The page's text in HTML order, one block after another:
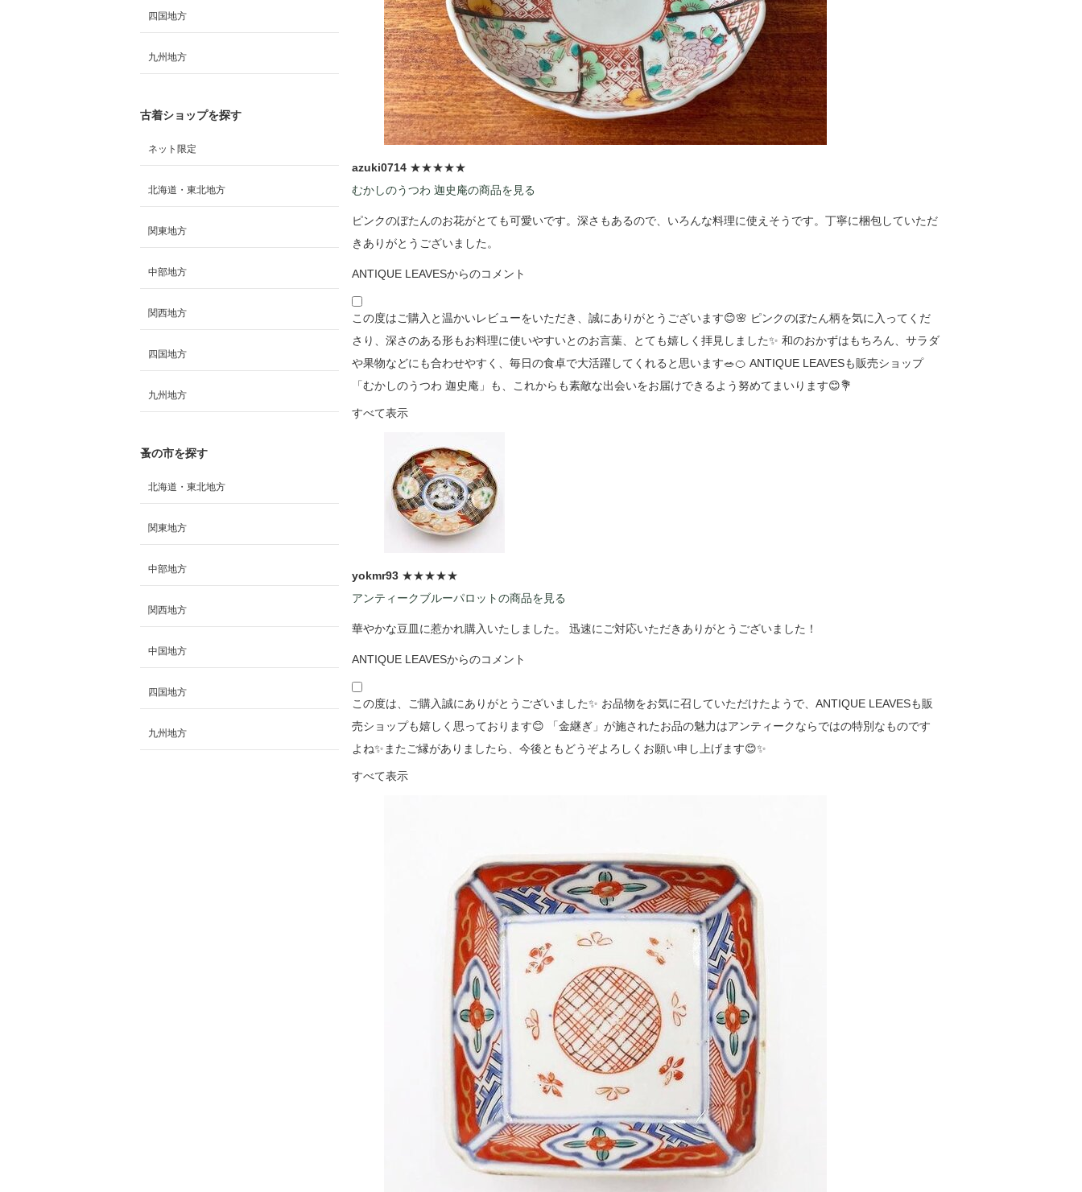
azuki0714 ★★★★★
むかしのうつわ 迦史庵の商品を見る
ピンクのぼたんのお花がとても可愛いです。深さもあるので、いろんな料理に使えそうです。丁寧に梱包していただ
きありがとうございました。
ANTIQUE LEAVESからのコメント
この度はご購入と温かいレビューをいただき、誠にありがとうございます😊🌸 ピンクのぼたん柄を気に入ってくだ
さり、深さのある形もお料理に使いやすいとのお言葉、とても嬉しく拝見しました✨ 和のおかずはもちろん、サラダ
や果物などにも合わせやすく、毎日の食卓で大活躍してくれると思います🥗🍊 ANTIQUE LEAVESも販売ショップ
「むかしのうつわ 迦史庵」も、これからも素敵な出会いをお届けできるよう努めてまいります😊💐
すべて表示
yokmr93 ★★★★★
アンティークブルーパロットの商品を見る
華やかな豆皿に惹かれ購入いたしました。 迅速にご対応いただきありがとうございました！
ANTIQUE LEAVESからのコメント
この度は、ご購入誠にありがとうございました✨ お品物をお気に召していただけたようで、ANTIQUE LEAVESも販
売ショップも嬉しく思っております😊 「金継ぎ」が施されたお品の魅力はアンティークならではの特別なものです
よね✨またご縁がありましたら、今後ともどうぞよろしくお願い申し上げます😊✨
すべて表示
四国地方
九州地方
古着ショップを探す
ネット限定
北海道・東北地方
関東地方
中部地方
関西地方
四国地方
九州地方
蚤の市を探す
北海道・東北地方
関東地方
中部地方
関西地方
中国地方
四国地方
九州地方